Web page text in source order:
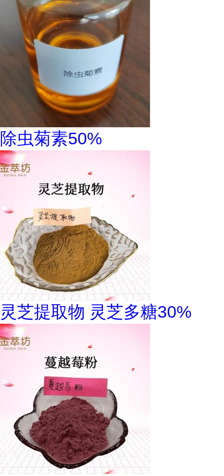
除虫菊素50%
灵芝提取物 灵芝多糖30%